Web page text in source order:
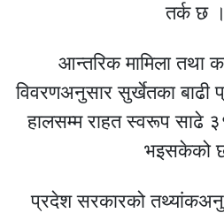
तर्क छ ।
आन्तरिक मामिला तथा
विवरणअनुसार सुर्खेतका बाढी
हालसम्म राहत स्वरूप साढे
भइसकेको
प्रदेश सरकारको